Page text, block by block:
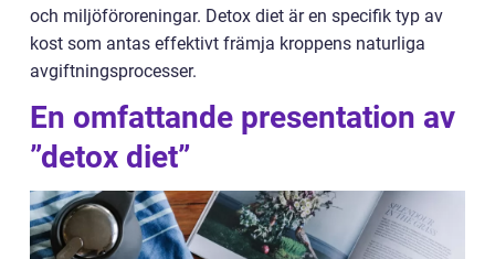
och miljöföroreningar. Detox diet är en specifik typ av
kost som antas effektivt främja kroppens naturliga
avgiftningsprocesser.
En omfattande presentation av
”detox diet”